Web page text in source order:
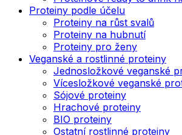
Proteiny podle účelu
Proteiny na růst svalů
Proteiny na hubnutí
Proteiny pro ženy
Veganské a rostlinné proteiny
Jednosložkové veganské
Vícesložkové veganské
Sójové proteiny
Hrachové proteiny
BIO proteiny
Ostatní rostlinné proteiny